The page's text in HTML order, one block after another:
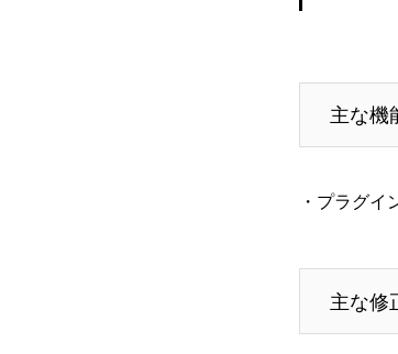
主な機
・プラグイ
主な修